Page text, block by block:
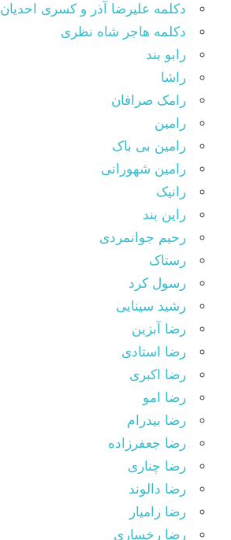
دکلمه علیرضا آذر و کسری احدیان
دکلمه هاجر شاه نظری
رابو بند
راشا
رامک صرافان
رامین
رامین بی باک
رامین شهورانی
رانیک
راین بند
رحیم جوانمردی
رستاک
رسول کرد
رشید سینایی
رضا آبزین
رضا استادی
رضا اکبری
رضا امو
رضا بیدرام
رضا جعفرزاده
رضا چناری
رضا دالوند
رضا رامیار
رضا رخساری